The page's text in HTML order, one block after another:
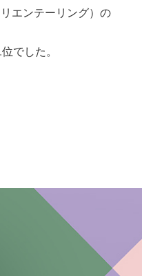
エンテーリング）の
でした。